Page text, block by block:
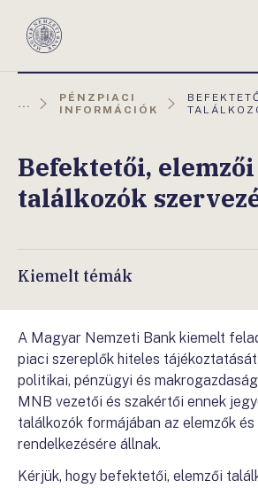
Magyar
...
PÉNZPIACI
INFORMÁCIÓK
AKTUÁLIS
OLDAL:
Befektetői, elemzői
találkozók
Kiemelt témák
A Magyar Nemzeti Bank kiemelt
piaci szereplők hiteles
politikai, pénzügyi és
MNB vezetői és szakértői ennek
találkozók formájában az elemzők
rendelkezésére állnak.
Kérjük, hogy befektetői, elemzői